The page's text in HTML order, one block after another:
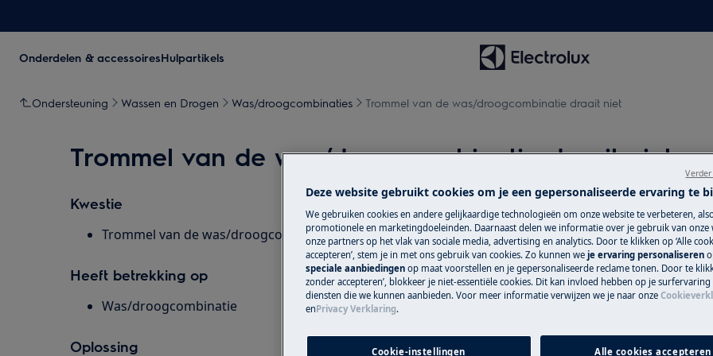
Onderdelen & accessoiresHulpartikels
Ondersteuning Wassen en Drogen Was/droogcombinaties Trommel van de was/droogcombinatie draait niet
Trommel van de was/droogcombinatie draait niet
Kwestie
Trommel van de was/droogcombinatie draait niet.
Heeft betrekking op
Was/droogcombinatie
Oplossing
Wisselstukken
Vind originele
onze webshop
Koop
Deze website gebruikt cookies om je een gepersonaliseerde ervaring te
We gebruiken cookies en andere gelijkaardige technologieën om onze website te verbeteren,
promotionele en marketingdoeleinden. Daarnaast delen we informatie over je gebruik van onze
onze partners op het vlak van sociale media, advertising en analytics. Door te klikken op ‘Alle
accepteren’, stem je in met ons gebruik van cookies. Zo kunnen we je ervaring personaliseren
speciale aanbiedingen op maat voorstellen en je gepersonaliseerde reclame tonen. Door te
zonder accepteren’, blokkeer je niet-essentiële cookies. Dit kan invloed hebben op je
diensten die we kunnen aanbieden. Voor meer informatie verwijzen we je naar onze
enPrivacy Verklaring.
Cookie-instellingen Alle cookies accepteren